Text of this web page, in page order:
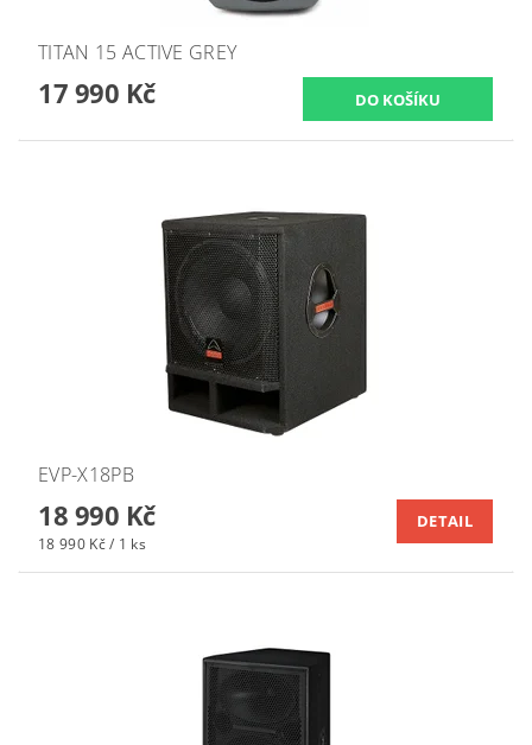
TITAN 15 ACTIVE GREY
17 990 Kč
EVP-X18PB
18 990 Kč
18 990 Kč / 1 ks
DETAIL